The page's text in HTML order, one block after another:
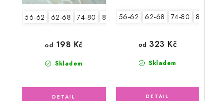
56-62 62-68 74-80 80-86
Skladem
od 198 Kč
56-62 62-68 74-80 80-86
Skladem
od 323 Kč